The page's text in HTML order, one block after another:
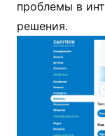
проблемы в
решения.